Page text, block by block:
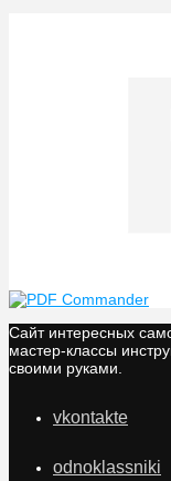
Сайт интересных
мастер-классы
своими руками.
vkontakte
odnoklassniki